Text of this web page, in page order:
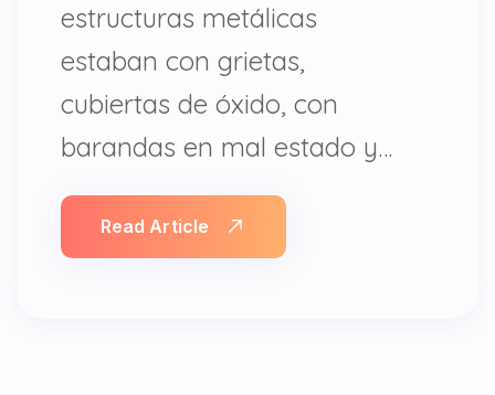
estructuras metálicas
estaban con grietas,
cubiertas de óxido, con
barandas en mal estado y…
Read Article